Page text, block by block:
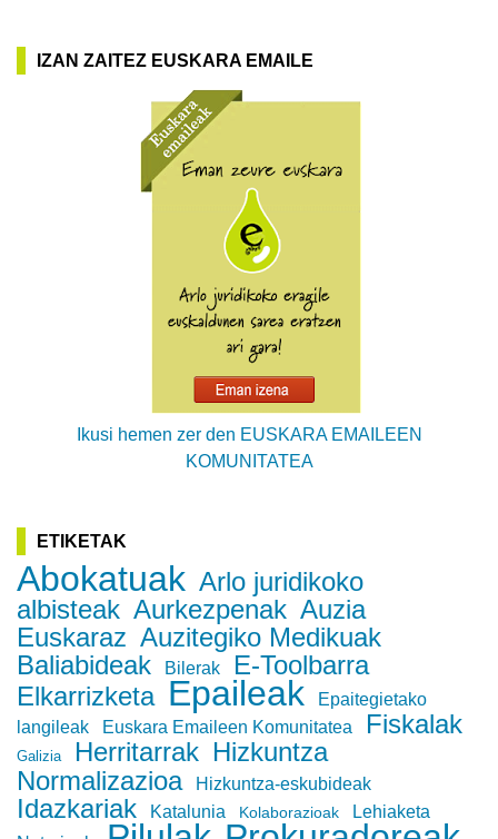
IZAN ZAITEZ EUSKARA EMAILE
Ikusi hemen zer den EUSKARA EMAILEEN
KOMUNITATEA
ETIKETAK
Abokatuak Arlo juridikoko
albisteak Aurkezpenak Auzia
Euskaraz Auzitegiko Medikuak
Baliabideak
Bilerak
E-Toolbarra
Elkarrizketa Epaileak
Epaitegietako
langileak
Euskara Emaileen Komunitatea Fiskalak
Galizia Herritarrak Hizkuntza
Normalizazioa
Hizkuntza-eskubideak
Idazkariak Katalunia Kolaborazioak
Lehiaketa